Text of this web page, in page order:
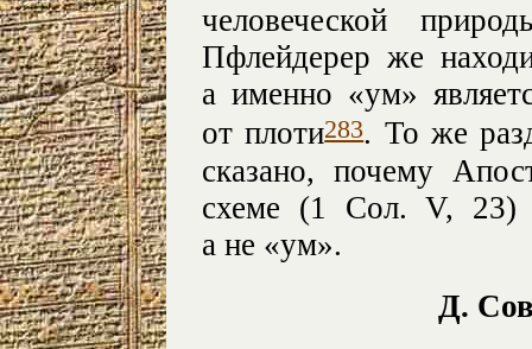
человеческой
Пфлейдерер же
а именно «ум»
от плоти283. То же
сказано, почему
схеме (1 Сол. V, 23)
а не «ум».
Д.